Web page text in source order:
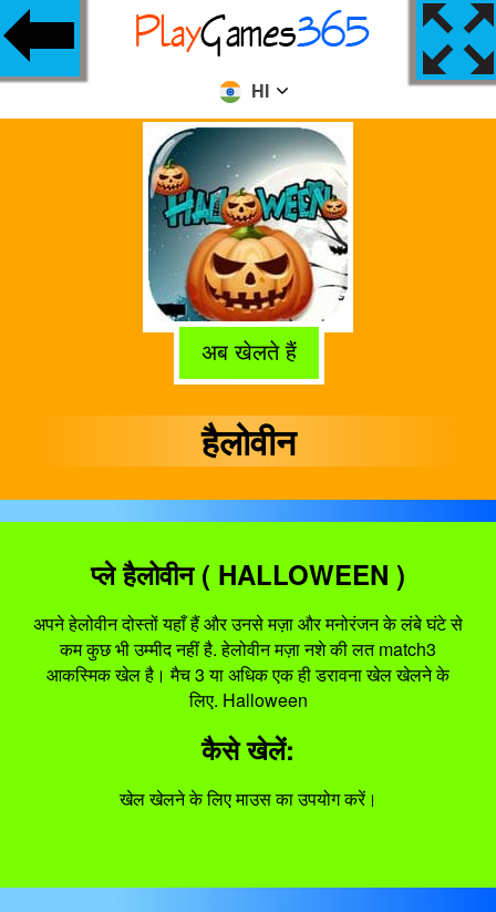
HI
अब खेलते हैं
हैलोवीन
प्ले हैलोवीन ( HALLOWEEN )
अपने हेलोवीन दोस्तों यहाँ हैं और उनसे मज़ा और मनोरंजन के लंबे घंटे से
कम कुछ भी उम्मीद नहीं है. हेलोवीन मज़ा नशे की लत match3
आकस्मिक खेल है। मैच 3 या अधिक एक ही डरावना खेल खेलने के
लिए. Halloween
कैसे खेलें:
खेल खेलने के लिए माउस का उपयोग करें।